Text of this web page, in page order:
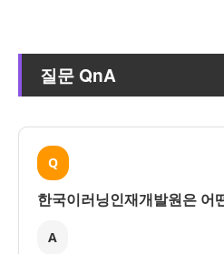
질문 QnA
Q
한국이러닝인재개발원은 어
A